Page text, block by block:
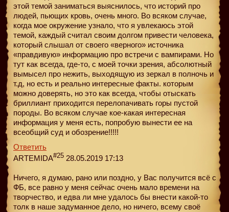
этой темой заниматься выяснилось, что историй про
людей, пьющих кровь, очень много. Во всяком случае,
когда мое окружение узнало, что я увлекаюсь этой
темой, каждый считал своим долгом привести человека,
который слышал от своего «верного» источника
«правдивую» информацию про встречи с вампирами. Но
тут как всегда, где-то, с моей точки зрения, абсолютный
вымысел про нежить, выходящую из зеркал в полночь и
т.д, но есть и реально интересные факты. которым
можно доверять, но это как всегда, чтобы отыскать
бриллиант приходится перелопачивать горы пустой
породы. Во всяком случае кое-какая интересная
информация у меня есть, попробую вынести ее на
всеобщий суд и обозрение!!!!!
Ответить
ARTEMIDA#25 28.05.2019 17:13
Ничего, я думаю, рано или поздно, у Вас получится всё с
ФБ, все равно у меня сейчас очень мало времени на
творчество, и едва ли мне удалось бы внести какой-то
толк в наше задуманное дело, но ничего, всему своё